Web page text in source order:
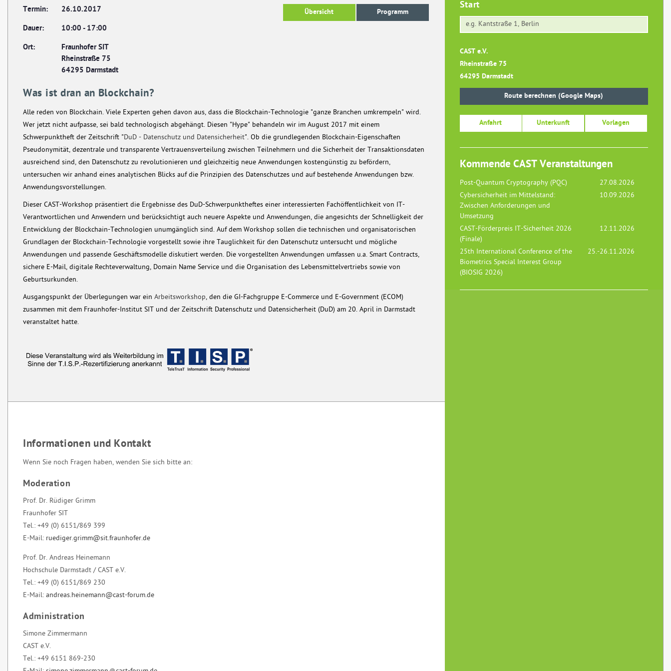
Termin:
26.10.2017
Dauer:
10:00 - 17:00
Ort:
Fraunhofer SIT
Rheinstraße 75
64295 Darmstadt
Übersicht Programm
Was ist dran an Blockchain?
Alle reden von Blockchain. Viele Experten gehen davon aus, dass die Blockchain-Technologie "ganze Branchen umkrempeln" wird.
Wer jetzt nicht aufpasse, sei bald technologisch abgehängt. Diesen "Hype" behandeln wir im August 2017 mit einem
Schwerpunktheft der Zeitschrift "DuD - Datenschutz und Datensicherheit". Ob die grundlegenden Blockchain-Eigenschaften
Pseudonymität, dezentrale und transparente Vertrauensverteilung zwischen Teilnehmern und die Sicherheit der Transaktionsdaten
ausreichend sind, den Datenschutz zu revolutionieren und gleichzeitig neue Anwendungen kostengünstig zu befördern,
untersuchen wir anhand eines analytischen Blicks auf die Prinzipien des Datenschutzes und auf bestehende Anwendungen bzw.
Anwendungsvorstellungen.
Dieser CAST-Workshop präsentiert die Ergebnisse des DuD-Schwerpunktheftes einer interessierten Fachöffentlichkeit von IT-
Verantwortlichen und Anwendern und berücksichtigt auch neuere Aspekte und Anwendungen, die angesichts der Schnelligkeit der
Entwicklung der Blockchain-Technologien unumgänglich sind. Auf dem Workshop sollen die technischen und organisatorischen
Grundlagen der Blockchain-Technologie vorgestellt sowie ihre Tauglichkeit für den Datenschutz untersucht und mögliche
Anwendungen und passende Geschäftsmodelle diskutiert werden. Die vorgestellten Anwendungen umfassen u.a. Smart Contracts,
sichere E-Mail, digitale Rechteverwaltung, Domain Name Service und die Organisation des Lebensmittelvertriebs sowie von
Geburtsurkunden.
Ausgangspunkt der Überlegungen war ein Arbeitsworkshop, den die GI-Fachgruppe E-Commerce und E-Government (ECOM)
zusammen mit dem Fraunhofer-Institut SIT und der Zeitschrift Datenschutz und Datensicherheit (DuD) am 20. April in Darmstadt
veranstaltet hatte.
Informationen und Kontakt
Wenn Sie noch Fragen haben, wenden Sie sich bitte an:
Moderation
Prof. Dr. Rüdiger Grimm
Fraunhofer SIT
Tel.: +49 (0) 6151/869 399
E-Mail: ruediger.grimm@sit.fraunhofer.de
Prof. Dr. Andreas Heinemann
Hochschule Darmstadt / CAST e.V.
Tel.: +49 (0) 6151/869 230
E-Mail: andreas.heinemann@cast-forum.de
Administration
Simone Zimmermann
CAST e.V.
Tel.: +49 6151 869-230
Start
CAST e.V.
Rheinstraße 75
64295 Darmstadt
Route berechnen (Google Maps)
Anfahrt Unterkunft Vorlagen
Kommende CAST Veranstaltungen
Post-Quantum Cryptography (PQC)
27.08.2026
Cybersicherheit im Mittelstand:
Zwischen Anforderungen und
Umsetzung
10.09.2026
CAST-Förderpreis IT-Sicherheit 2026
(Finale)
12.11.2026
25th International Conference of the
Biometrics Special Interest Group
(BIOSIG 2026)
25.-26.11.2026